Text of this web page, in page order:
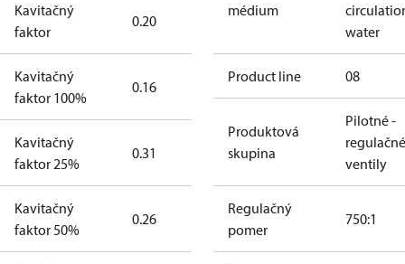
Kavitačný
faktor
0.20
Kavitačný
faktor 100%
0.16
Kavitačný
faktor 25%
0.31
Kavitačný
faktor 50%
0.26
médium
water
Product line 08
Produktová
skupina
Pilotné -
regulačné
ventily
Regulačný
pomer
750:1